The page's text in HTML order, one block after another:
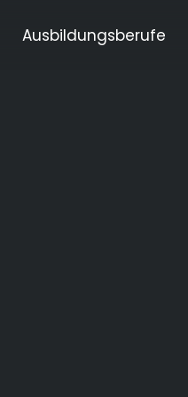
Ausbildungsberufe